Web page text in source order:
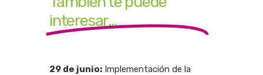
interesar...
29 de junio: Implementación de la